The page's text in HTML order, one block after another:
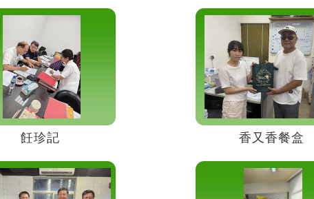
飪珍記 香又香餐盒